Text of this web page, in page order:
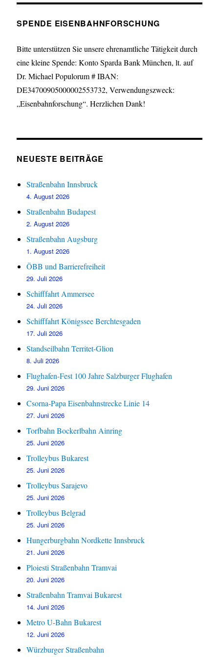
SPENDE EISENBAHNFORSCHUNG
Bitte unterstützen Sie unsere ehrenamtliche Tätigkeit durch
eine kleine Spende: Konto Sparda Bank München, lt. auf
Dr. Michael Populorum # IBAN:
DE34700905000002553732, Verwendungszweck:
„Eisenbahnforschung“. Herzlichen Dank!
NEUESTE BEITRÄGE
Straßenbahn Innsbruck
4. August 2026
Straßenbahn Budapest
2. August 2026
Straßenbahn Augsburg
1. August 2026
ÖBB und Barrierefreiheit
29. Juli 2026
Schifffahrt Ammersee
24. Juli 2026
Schifffahrt Königssee Berchtesgaden
17. Juli 2026
Standseilbahn Territet-Glion
8. Juli 2026
Flughafen-Fest 100 Jahre Salzburger Flughafen
29. Juni 2026
Csorna-Papa Eisenbahnstrecke Linie 14
27. Juni 2026
Torfbahn Bockerlbahn Ainring
25. Juni 2026
Trolleybus Bukarest
25. Juni 2026
Trolleybus Sarajevo
25. Juni 2026
Trolleybus Belgrad
25. Juni 2026
Hungerburgbahn Nordkette Innsbruck
21. Juni 2026
Ploiesti Straßenbahn Tramvai
20. Juni 2026
Straßenbahn Tramvai Bukarest
14. Juni 2026
Metro U-Bahn Bukarest
12. Juni 2026
Würzburger Straßenbahn